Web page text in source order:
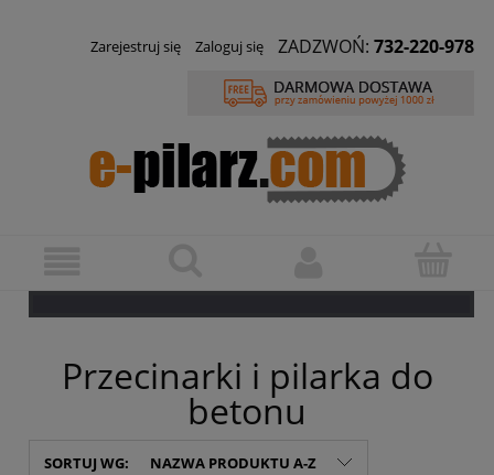
Zarejestruj się Zaloguj się ZADZWOŃ: 732-220-978
Przecinarki i pilarka do
betonu
SORTUJ WG: NAZWA PRODUKTU A-Z